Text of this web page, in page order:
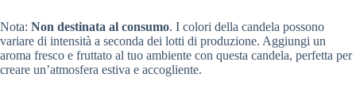
Nota: Non destinata al consumo. I colori della candela possono
variare di intensità a seconda dei lotti di produzione. Aggiungi un
aroma fresco e fruttato al tuo ambiente con questa candela, perfetta per
creare un’atmosfera estiva e accogliente.